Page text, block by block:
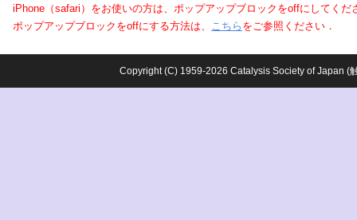
iPhone（safari）をお使いの方は、ポップアップブロックをoffにしてくだ
ポップアップブロックをoffにする方法は、 こちら をご参照ください．
Copyright (C) 1959-2026 Catalysis Society of Japan (